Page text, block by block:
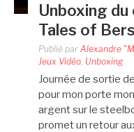
Unboxing
Tales of
Publié par Alexandre
Jeux Vidéo Unboxing
Journée de sortie
pour mon porte
argent sur le
promet un retour